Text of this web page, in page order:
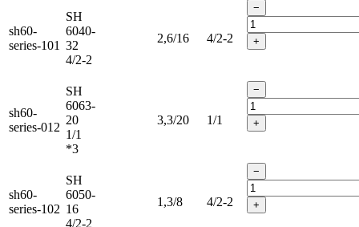
sh60-
series-101
SH
6040-
32
4/2-2
2,6/16 4/2-2
−
+
sh60-
series-012
SH
6063-
20
1/1
*3
3,3/20 1/1
−
+
sh60-
series-102
SH
6050-
16
4/2-2
1,3/8 4/2-2
−
+